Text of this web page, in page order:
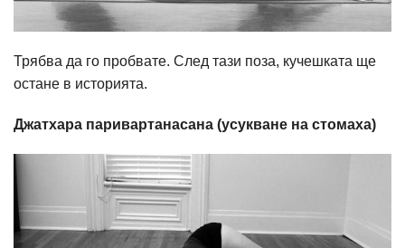
Трябва да го пробвате. След тази поза, кучешката ще
остане в историята.
Джатхара паривартанасана (усукване на стомаха)